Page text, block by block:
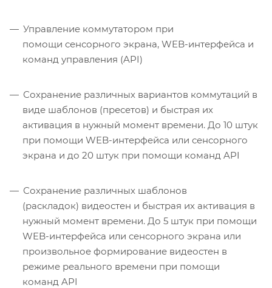
Управление коммутатором при
помощи сенсорного экрана, WEB-интерфейса и
команд управления (API)
Сохранение различных вариантов коммутаций в
виде шаблонов (пресетов) и быстрая их
активация в нужный момент времени. До 10 штук
при помощи WEB-интерфейса или сенсорного
экрана и до 20 штук при помощи команд API
Сохранение различных шаблонов
(раскладок) видеостен и быстрая их активация в
нужный момент времени. До 5 штук при помощи
WEB-интерфейса или сенсорного экрана или
произвольное формирование видеостен в
режиме реального времени при помощи
команд API